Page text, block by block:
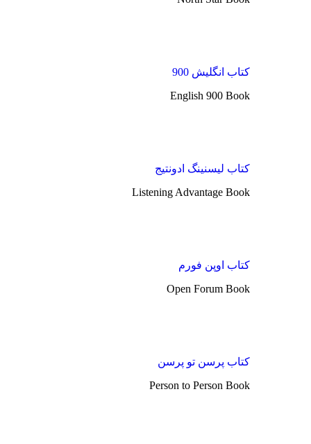
کتاب انگلیش 900
English 900 Book
کتاب لیسنینگ ادونتیج
Listening Advantage Book
کتاب اوپن فورم
Open Forum Book
کتاب پرسن تو پرسن
Person to Person Book